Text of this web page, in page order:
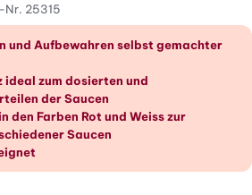
Nr. 25315
im Überblick
und Aufbewahren selbst gemachter
ideal zum dosierten und
der Saucen
den Farben Rot und Weiss zur
Saucen